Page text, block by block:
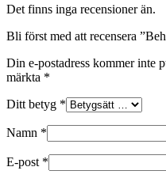
Det finns inga recensioner än.
Bli först med att recensera
Din e-postadress kommer inte
märkta *
Ditt betyg *
Namn *
E-post *